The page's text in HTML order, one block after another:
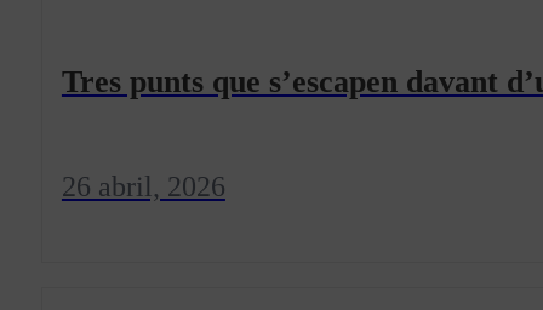
Tres punts que s’escapen davant
26 abril, 2026